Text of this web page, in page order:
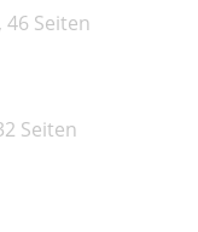
46 Seiten
Seiten